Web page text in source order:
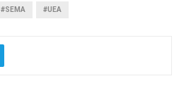
#SEMA #UEA